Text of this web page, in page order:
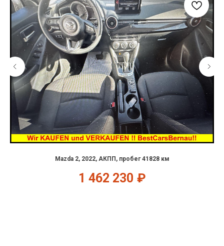
Mazda 2, 2022, АКПП, пробег 41828 км
1 462 230 ₽